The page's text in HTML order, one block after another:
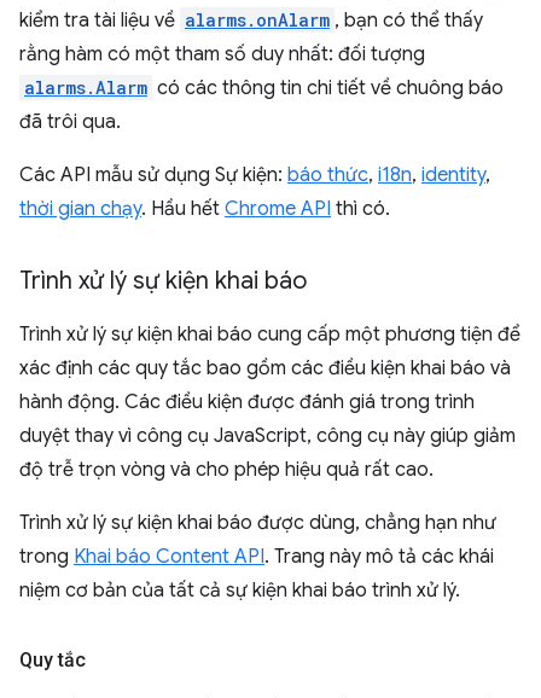
kiểm tra tài liệu về alarms.onAlarm , bạn có thể thấy
rằng hàm có một tham số duy nhất: đối tượng
alarms.Alarm có các thông tin chi tiết về chuông báo
đã trôi qua.
Các API mẫu sử dụng Sự kiện: báo thức, i18n, identity,
thời gian chạy. Hầu hết Chrome API thì có.
Trình xử lý sự kiện khai báo
Trình xử lý sự kiện khai báo cung cấp một phương tiện để
xác định các quy tắc bao gồm các điều kiện khai báo và
hành động. Các điều kiện được đánh giá trong trình
duyệt thay vì công cụ JavaScript, công cụ này giúp giảm
độ trễ trọn vòng và cho phép hiệu quả rất cao.
Trình xử lý sự kiện khai báo được dùng, chẳng hạn như
trong Khai báo Content API. Trang này mô tả các khái
niệm cơ bản của tất cả sự kiện khai báo trình xử lý.
Quy tắc